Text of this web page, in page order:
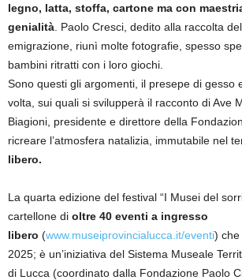
legno, latta, stoffa, cartone ma con
genialità . Paolo Cresci, dedito alla raccolta
emigrazione, riunì molte fotografie, spesso
bambini ritratti con i loro giochi.
Sono questi gli argomenti, il presepe di gesso
volta, sui quali si svilupperà il racconto di Ave
Biagioni, presidente e direttore della
ricreare l’atmosfera natalizia, immutabile nel
libero.
La quarta edizione del festival “I Musei del
cartellone di oltre 40 eventi a ingresso
libero (www.museiprovincialucca.it/eventi) che
2025; è un’iniziativa del Sistema Museale
di Lucca (coordinato dalla Fondazione Paolo